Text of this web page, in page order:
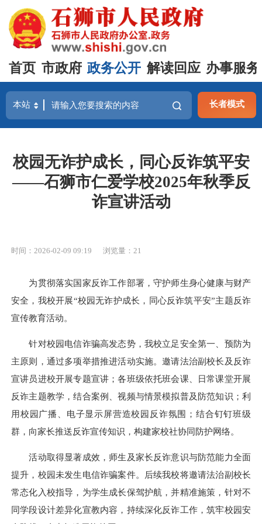
首页 市政府 政务公开 解读回应 办事服务
长者模式
校园无诈护成长，同心反诈筑平安
——石狮市仁爱学校2025年秋季反
诈宣讲活动
时间：2026-02-09 09:19 浏览量： 21
为贯彻落实国家反诈工作部署，守护师生身心健康与财产
安全，我校开展“校园无诈护成长，同心反诈筑平安”主题反诈
宣传教育活动。
针对校园电信诈骗高发态势，我校立足安全第一、预防为
主原则，通过多项举措推进活动实施。邀请法治副校长及反诈
宣讲员进校开展专题宣讲；各班级依托班会课、日常课堂开展
反诈主题教学，结合案例、视频与情景模拟普及防范知识；利
用校园广播、电子显示屏营造校园反诈氛围；结合钉钉班级
群，向家长推送反诈宣传知识，构建家校社协同防护网络。
活动取得显著成效，师生及家长反诈意识与防范能力全面
提升，校园未发生电信诈骗案件。后续我校将邀请法治副校长
常态化入校指导，为学生成长保驾护航，并精准施策，针对不
同学段设计差异化宣教内容，持续深化反诈工作，筑牢校园安